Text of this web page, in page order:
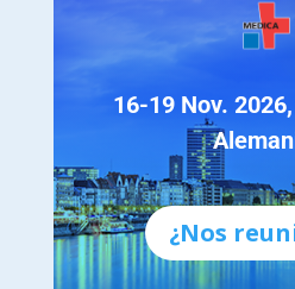
16-19 Nov.
¿Nos